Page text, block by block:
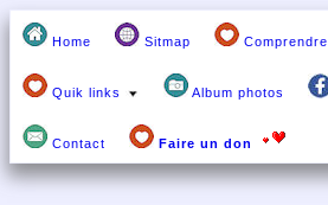
Home Sitmap Comprendre
Quik links Album photos
Contact Faire un don